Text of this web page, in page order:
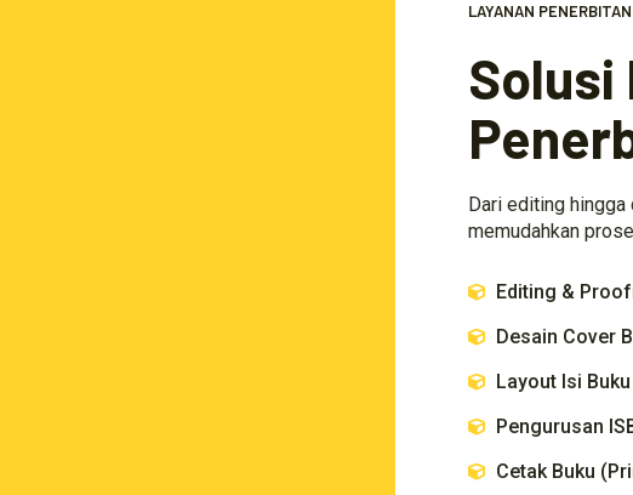
LAYANAN PENERBITAN
Solusi
Dari editing hingga
memudahkan
Editing &
Desain Cover
Layout Isi Buku
Pengurusan
Cetak Buku